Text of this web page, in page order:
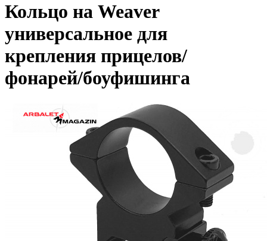
Кольцо на Weaver
универсальное для
крепления прицелов/
фонарей/боуфишинга